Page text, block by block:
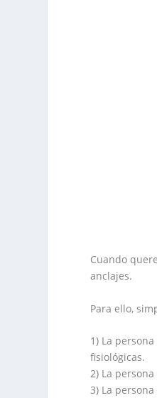
Cuando
anclajes.
Para ello,
1) La
fisiológicas.
2) La
3) La